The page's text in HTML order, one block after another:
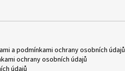
a podmínkami ochrany osobních údajů
ochrany osobních údajů
údajů